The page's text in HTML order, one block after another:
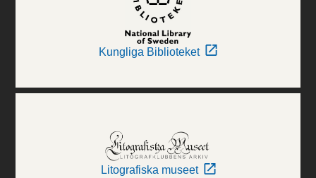
Kungliga Biblioteket
Litografiska museet